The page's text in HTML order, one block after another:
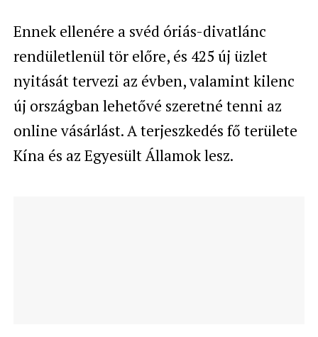
Ennek ellenére a svéd óriás-divatlánc
rendületlenül tör előre, és 425 új üzlet
nyitását tervezi az évben, valamint kilenc
új országban lehetővé szeretné tenni az
online vásárlást. A terjeszkedés fő területe
Kína és az Egyesült Államok lesz.